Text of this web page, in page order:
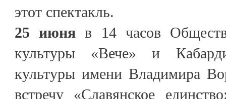
этот спектакль.
25 июня в 14 часов
культуры «Вече» и
культуры имени Владимира
встречу «Славянское